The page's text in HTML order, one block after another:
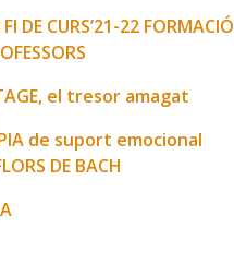
FI DE CURS’21-22 FORMACIÓ
el tresor amagat
de suport emocional
DE BACH